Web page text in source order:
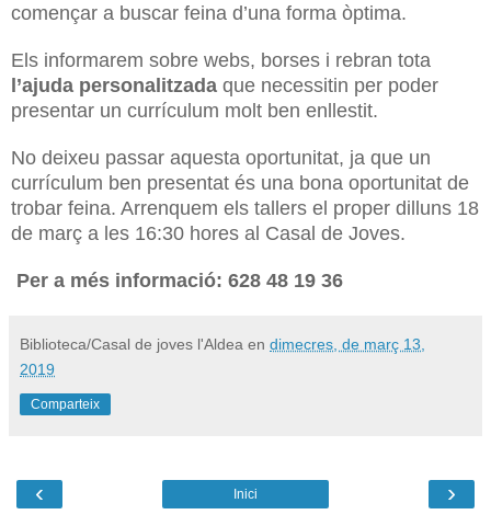
començar a buscar feina d’una forma òptima.
Els informarem sobre webs, borses i rebran tota
l’ajuda personalitzada que necessitin per poder
presentar un currículum molt ben enllestit.
No deixeu passar aquesta oportunitat, ja que un
currículum ben presentat és una bona oportunitat de
trobar feina. Arrenquem els tallers el proper dilluns 18
de març a les 16:30 hores al Casal de Joves.
Per a més informació: 628 48 19 36
Biblioteca/Casal de joves l'Aldea en dimecres, de març 13,
2019
Comparteix
‹ ›
Inici